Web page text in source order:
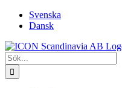
FortsättSvenska
Dansk
Sök
efter: